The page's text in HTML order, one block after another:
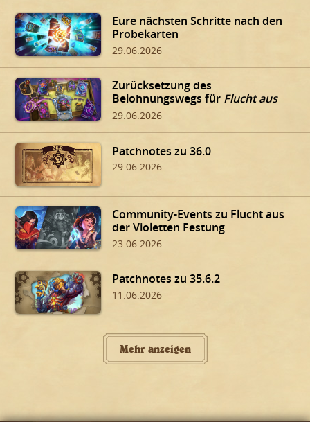
Eure nächsten Schritte nach den
Probekarten
29.06.2026
Zurücksetzung des
Belohnungswegs für Flucht aus
der Violetten Festung
29.06.2026
Patchnotes zu 36.0
29.06.2026
Community-Events zu Flucht aus
der Violetten Festung
23.06.2026
Patchnotes zu 35.6.2
11.06.2026
Mehr anzeigen